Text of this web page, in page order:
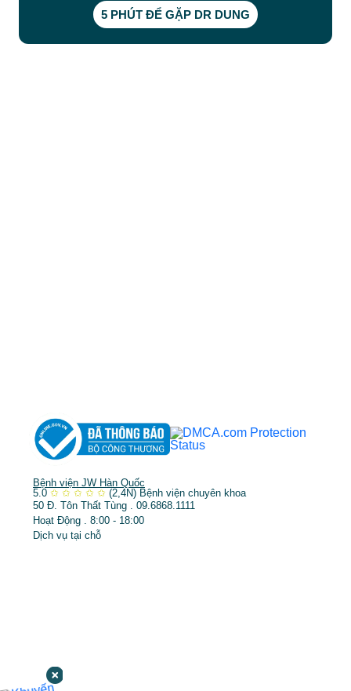
5 PHÚT ĐỂ GẶP DR DUNG
Bệnh viện JW Hàn Quốc
5.0 ✩ ✩ ✩ ✩ ✩ (2,4N) Bệnh viện chuyên khoa
50 Đ. Tôn Thất Tùng . 09.6868.1111
Hoạt Động . 8:00 - 18:00
Dịch vụ tại chỗ